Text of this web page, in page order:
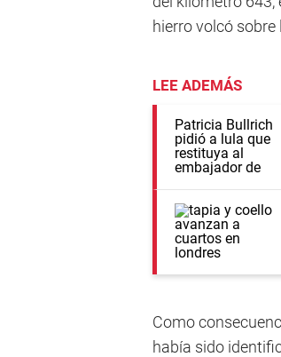
hierro volcó sobre
LEE ADEMÁS
Como
había sido